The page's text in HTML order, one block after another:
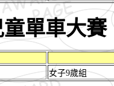
童單車大賽
女子9歲組